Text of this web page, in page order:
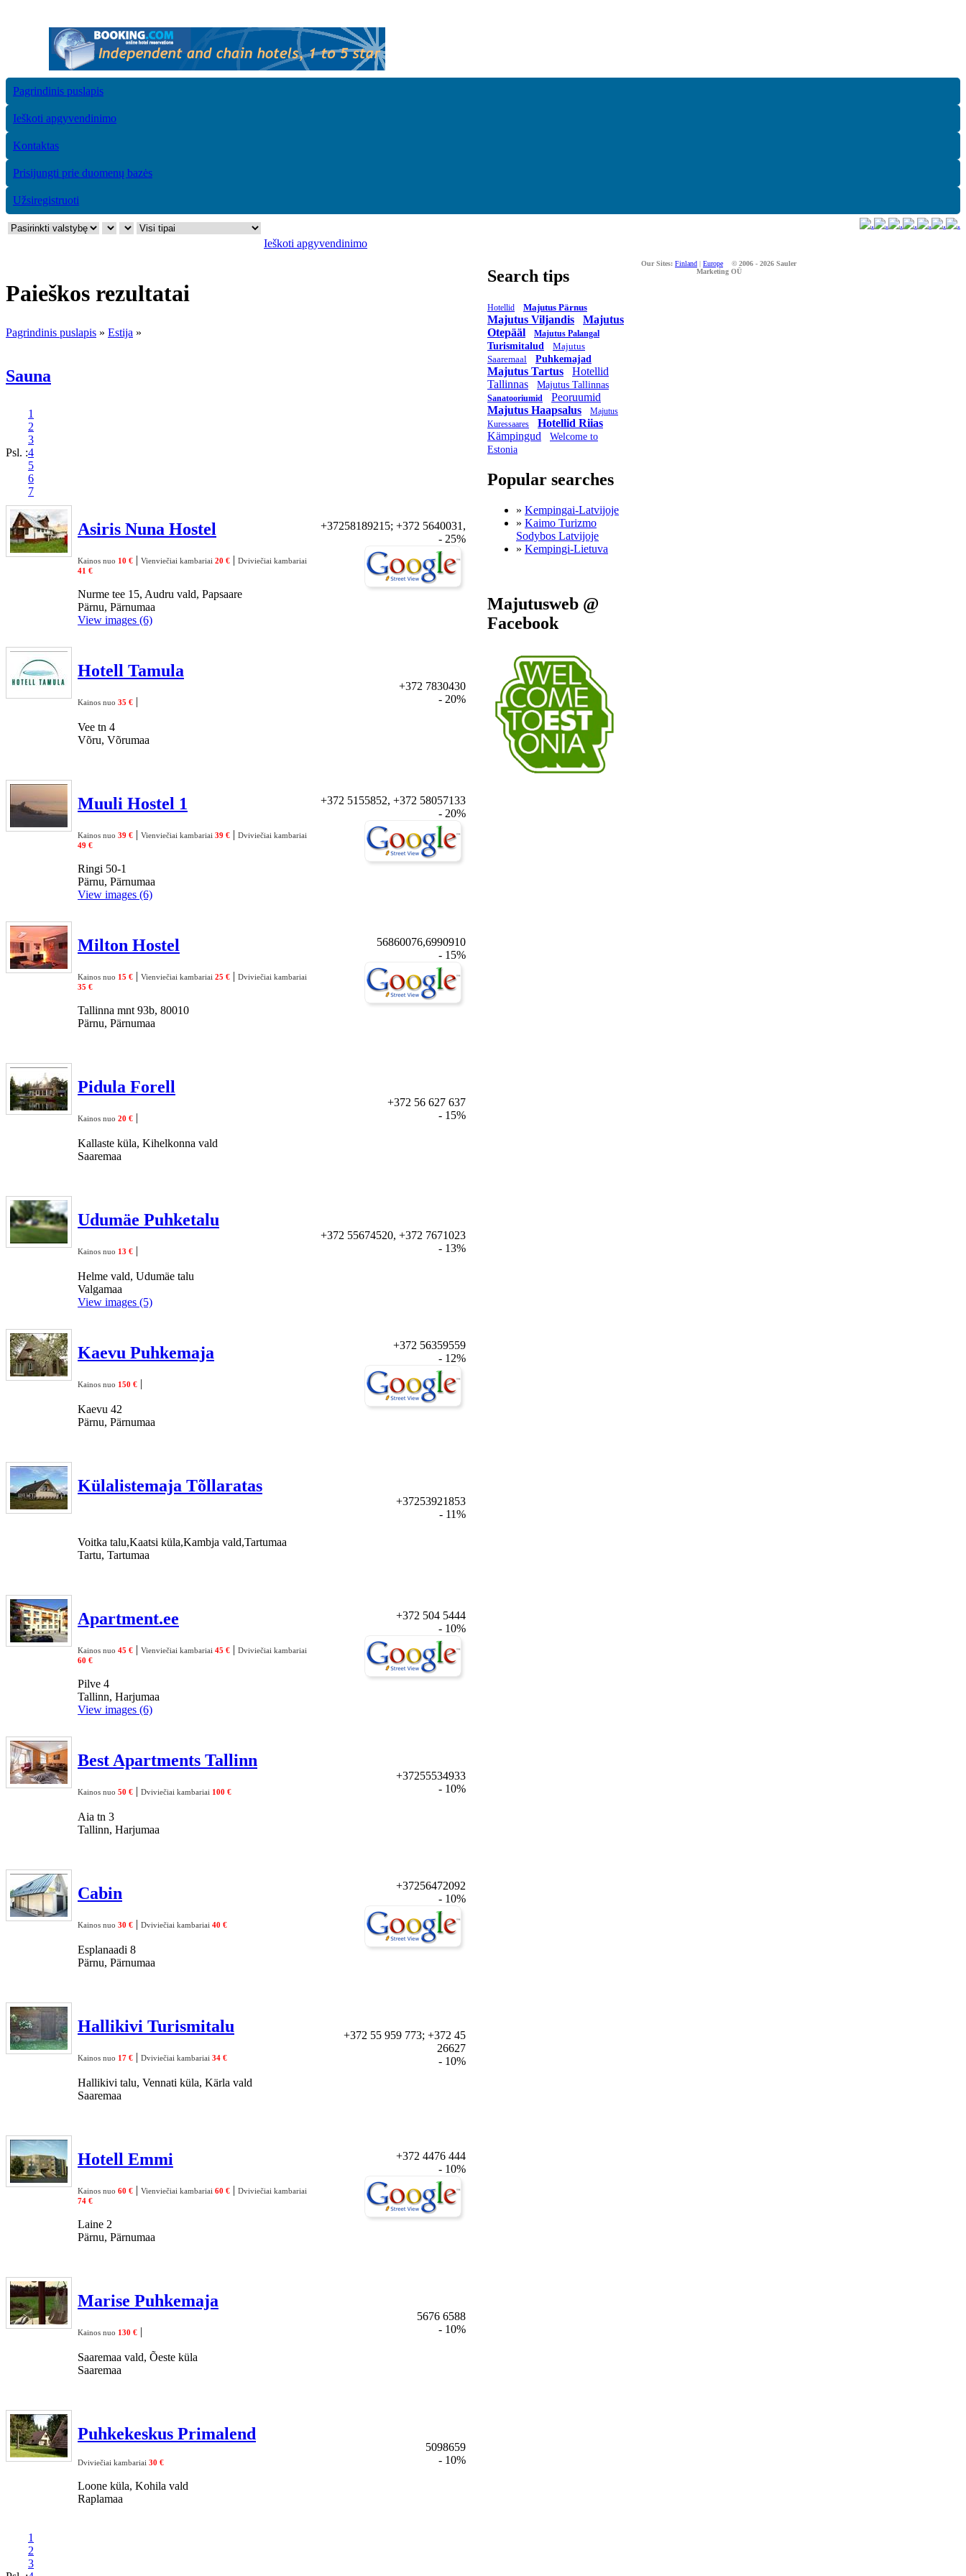
Pagrindinis puslapis
Ieškoti apgyvendinimo
Kontaktas
Prisijungti prie duomenų bazės
Užsiregistruoti
Ieškoti apgyvendinimo
Paieškos rezultatai
Pagrindinis puslapis » Estija »
Sauna
Psl. :
1
2
3
4
5
6
7
Asiris Nuna Hostel
Kainos nuo 10 € | Vienviečiai kambariai 20 € | Dviviečiai kambariai
41 €
Nurme tee 15, Audru vald, Papsaare
Pärnu, Pärnumaa
+37258189215; +372 5640031,
- 25%
View images (6)
Hotell Tamula
Kainos nuo 35 € |
Vee tn 4
Võru, Võrumaa
+372 7830430
- 20%
Muuli Hostel 1
Kainos nuo 39 € | Vienviečiai kambariai 39 € | Dviviečiai kambariai
49 €
Ringi 50-1
Pärnu, Pärnumaa
+372 5155852, +372 58057133
- 20%
View images (6)
Milton Hostel
Kainos nuo 15 € | Vienviečiai kambariai 25 € | Dviviečiai kambariai
35 €
Tallinna mnt 93b, 80010
Pärnu, Pärnumaa
56860076,6990910
- 15%
Pidula Forell
Kainos nuo 20 € |
Kallaste küla, Kihelkonna vald
Saaremaa
+372 56 627 637
- 15%
Udumäe Puhketalu
Kainos nuo 13 € |
Helme vald, Udumäe talu
Valgamaa
+372 55674520, +372 7671023
- 13%
View images (5)
Kaevu Puhkemaja
Kainos nuo 150 € |
Kaevu 42
Pärnu, Pärnumaa
+372 56359559
- 12%
Külalistemaja Tõllaratas
Voitka talu,Kaatsi küla,Kambja vald,Tartumaa
Tartu, Tartumaa
+37253921853
- 11%
Apartment.ee
Kainos nuo 45 € | Vienviečiai kambariai 45 € | Dviviečiai kambariai
60 €
Pilve 4
Tallinn, Harjumaa
+372 504 5444
- 10%
View images (6)
Best Apartments Tallinn
Kainos nuo 50 € | Dviviečiai kambariai 100 €
Aia tn 3
Tallinn, Harjumaa
+37255534933
- 10%
Cabin
Kainos nuo 30 € | Dviviečiai kambariai 40 €
Esplanaadi 8
Pärnu, Pärnumaa
+37256472092
- 10%
Hallikivi Turismitalu
Kainos nuo 17 € | Dviviečiai kambariai 34 €
Hallikivi talu, Vennati küla, Kärla vald
Saaremaa
+372 55 959 773; +372 45
26627
- 10%
Hotell Emmi
Kainos nuo 60 € | Vienviečiai kambariai 60 € | Dviviečiai kambariai
74 €
Laine 2
Pärnu, Pärnumaa
+372 4476 444
- 10%
Marise Puhkemaja
Kainos nuo 130 € |
Saaremaa vald, Õeste küla
Saaremaa
5676 6588
- 10%
Puhkekeskus Primalend
Dviviečiai kambariai 30 €
Loone küla, Kohila vald
Raplamaa
5098659
- 10%
1
2
3
Search tips
Hotellid Majutus Pärnus
Majutus Viljandis
Majutus
Otepääl
Majutus Palangal
Turismitalud
Majutus
Saaremaal
Puhkemajad
Majutus Tartus
Hotellid
Tallinnas
Majutus Tallinnas
Sanatooriumid
Peoruumid
Majutus Haapsalus
Majutus
Kuressaares
Hotellid Riias
Kämpingud
Welcome to
Estonia
Popular searches
» Kempingai-Latvijoje
» Kaimo Turizmo
Sodybos Latvijoje
» Kempingi-Lietuva
Majutusweb @
Facebook
Our Sites: Finland | Europe
© 2006 - 2026 Sauler
Marketing OÜ